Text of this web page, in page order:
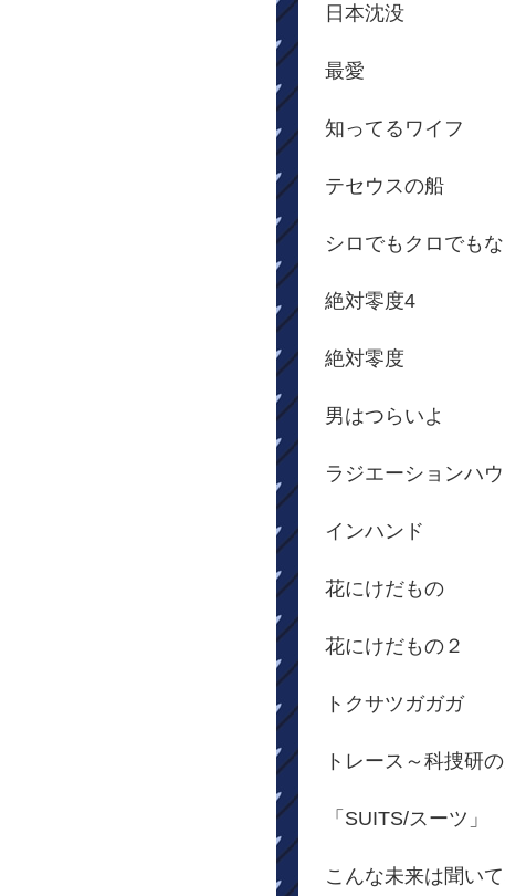
日本沈没
最愛
知ってるワイフ
テセウスの船
シロでもクロでも
絶対零度4
絶対零度
男はつらいよ
ラジエーションハウ
インハンド
花にけだもの
花にけだもの２
トクサツガガガ
トレース～科捜研
「SUITS/スーツ」
こんな未来は聞い